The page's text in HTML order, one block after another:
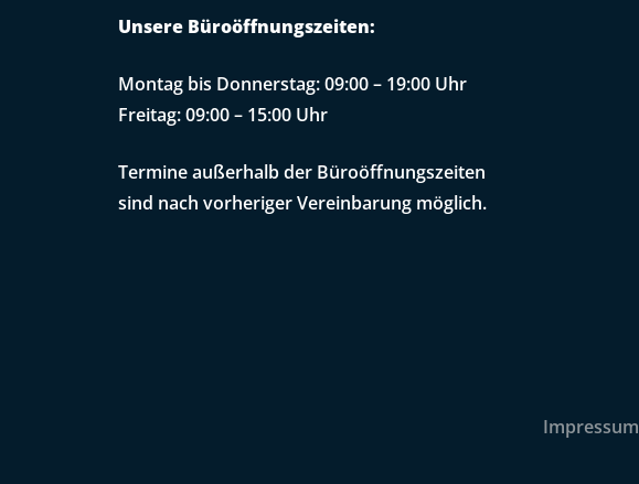
Unsere Büroöffnungszeiten:
Montag bis Donnerstag: 09:00 – 19:00 Uhr
Freitag: 09:00 – 15:00 Uhr
Termine außerhalb der Büroöffnungszeiten
sind nach vorheriger Vereinbarung möglich.
Impressum